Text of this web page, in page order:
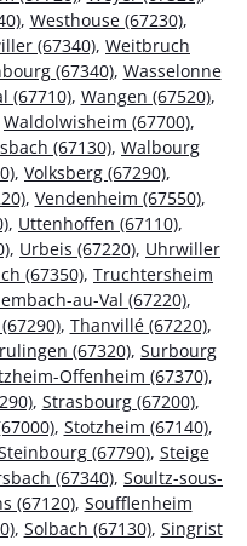
, Westhouse (67230),
(67340), Weitbruch
(67340), Wasselonne
(67710), Wangen (67520),
Waldolwisheim (67700),
(67130), Walbourg
, Volksberg (67290),
, Vendenheim (67550),
, Uttenhoffen (67110),
, Urbeis (67220), Uhrwiller
(67350), Truchtersheim
au-Val (67220),
, Thanvillé (67220),
(67320), Surbourg
Offenheim (67370),
, Strasbourg (67200),
, Stotzheim (67140),
(67790), Steige
(67340), Soultz-sous-
(67120), Soufflenheim
, Solbach (67130), Singrist